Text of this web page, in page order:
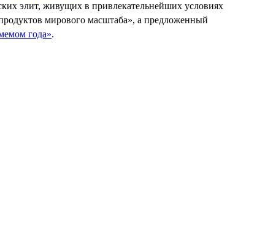
элит, живущих в привлекательнейших условиях
мирового масштаба», а предложенный
года».